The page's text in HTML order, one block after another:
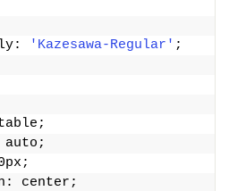
'Kazesawa-Regular' ;
auto;
center;